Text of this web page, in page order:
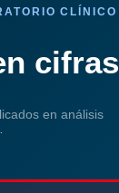
CLÍNICO
cifras
en análisis